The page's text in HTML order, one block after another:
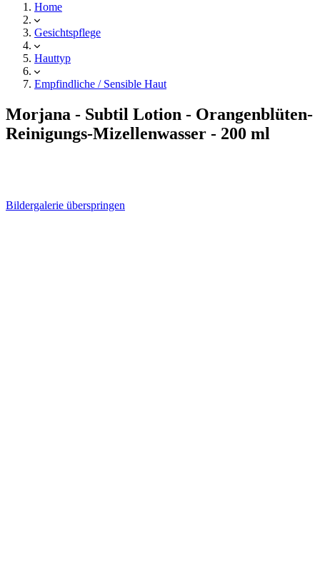
Home
Gesichtspflege
Hauttyp
Empfindliche / Sensible Haut
Morjana - Subtil Lotion - Orangenblüten-
Reinigungs-Mizellenwasser - 200 ml
Bildergalerie überspringen